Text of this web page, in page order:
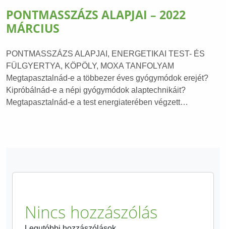
PONTMASSZÁZS ALAPJAI – 2022
MÁRCIUS
PONTMASSZÁZS ALAPJAI, ENERGETIKAI TEST- ÉS
FÜLGYERTYA, KÖPÖLY, MOXA TANFOLYAM
Megtapasztalnád-e a többezer éves gyógymódok erejét?
Kipróbálnád-e a népi gyógymódok alaptechnikáit?
Megtapasztalnád-e a test energiaterében végzett…
Nincs hozzászólás